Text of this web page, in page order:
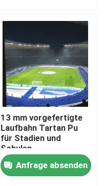
13 mm vorgefertigte
Laufbahn Tartan Pu
für Stadien und
Schulen
Anfrage absenden